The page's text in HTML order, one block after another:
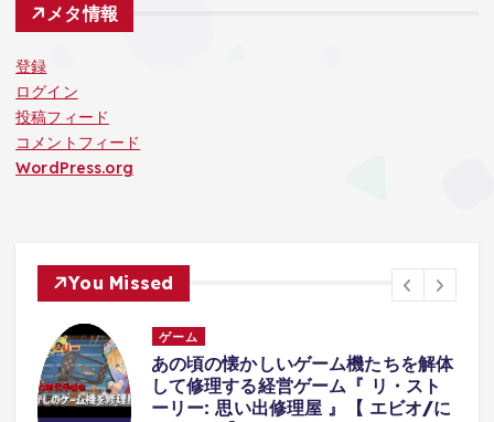
メタ情報
登録
ログイン
投稿フィード
コメントフィード
WordPress.org
You Missed
解体
オ/に
襲ってくる『オバケが可愛すぎて』集
中できないホラーゲーム。【八尺様が
いた夏休み | Hachishakusama】